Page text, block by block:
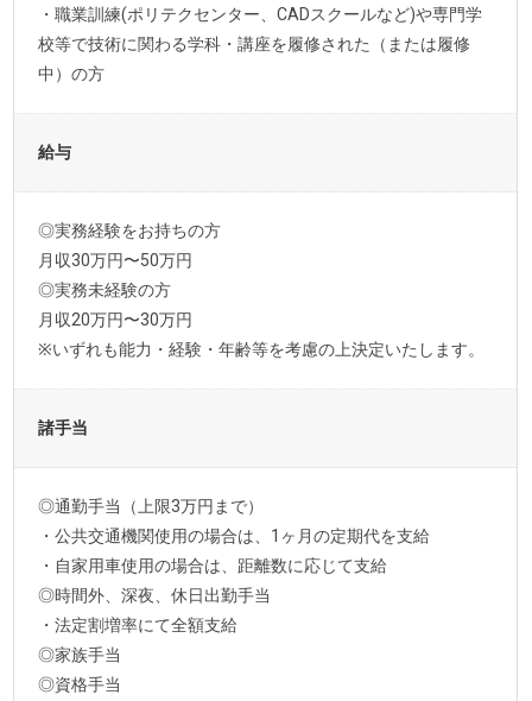
・職業訓練(ポリテクセンター、CADスクールなど)や専門学
校等で技術に関わる学科・講座を履修された（または履修
中）の方
給与
◎実務経験をお持ちの方
月収30万円〜50万円
◎実務未経験の方
月収20万円〜30万円
※いずれも能力・経験・年齢等を考慮の上決定いたします。
諸手当
◎通勤手当（上限3万円まで）
・公共交通機関使用の場合は、1ヶ月の定期代を支給
・自家用車使用の場合は、距離数に応じて支給
◎時間外、深夜、休日出勤手当
・法定割増率にて全額支給
◎家族手当
◎資格手当